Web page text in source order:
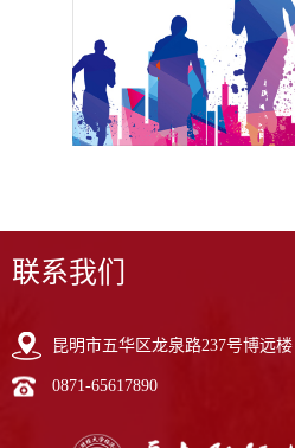
联系我们
昆明市五华区龙泉路237号博远楼
0871-65617890